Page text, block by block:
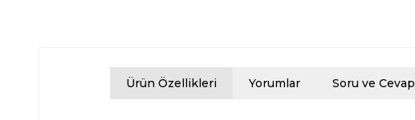
Ürün Özellikleri Yorumlar Soru ve Cevap